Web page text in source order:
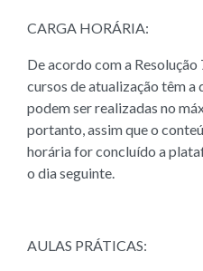
CARGA HORÁRIA:
De acordo com a
cursos de atualização têm a
podem ser realizadas no
portanto, assim que o
horária for concluído a
o dia seguinte.
AULAS PRÁTICAS: